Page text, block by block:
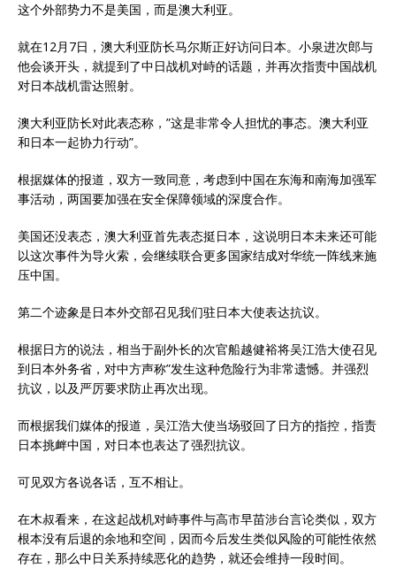
这个外部势力不是美国，而是澳大利亚。
就在12月7日，澳大利亚防长马尔斯正好访问日本。小泉进次郎与
他会谈开头，就提到了中日战机对峙的话题，并再次指责中国战机
对日本战机雷达照射。
澳大利亚防长对此表态称，”这是非常令人担忧的事态。澳大利亚
和日本一起协力行动”。
根据媒体的报道，双方一致同意，考虑到中国在东海和南海加强军
事活动，两国要加强在安全保障领域的深度合作。
美国还没表态，澳大利亚首先表态挺日本，这说明日本未来还可能
以这次事件为导火索，会继续联合更多国家结成对华统一阵线来施
压中国。
第二个迹象是日本外交部召见我们驻日本大使表达抗议。
根据日方的说法，相当于副外长的次官船越健裕将吴江浩大使召见
到日本外务省，对中方声称”发生这种危险行为非常遗憾。并强烈
抗议，以及严厉要求防止再次出现。
而根据我们媒体的报道，吴江浩大使当场驳回了日方的指控，指责
日本挑衅中国，对日本也表达了强烈抗议。
可见双方各说各话，互不相让。
在木叔看来，在这起战机对峙事件与高市早苗涉台言论类似，双方
根本没有后退的余地和空间，因而今后发生类似风险的可能性依然
存在，那么中日关系持续恶化的趋势，就还会维持一段时间。